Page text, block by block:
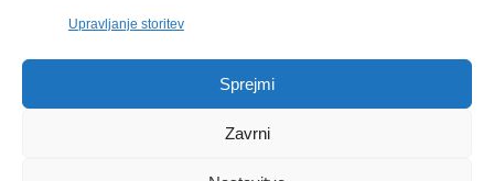
Upravljanje storitev
Sprejmi
Zavrni
FOTO: Razstava cvetličarskega mojstra Andreja
Dogodki 27. novembra, 2017